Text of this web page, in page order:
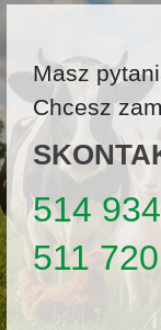
Masz
Chcesz
514
511